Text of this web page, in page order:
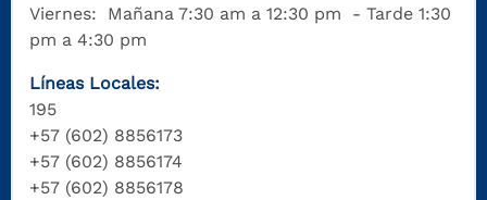
Viernes: Mañana 7:30 am a 12:30 pm - Tarde 1:30
pm a 4:30 pm
Líneas Locales:
195
+57 (602) 8856173
+57 (602) 8856174
+57 (602) 8856178